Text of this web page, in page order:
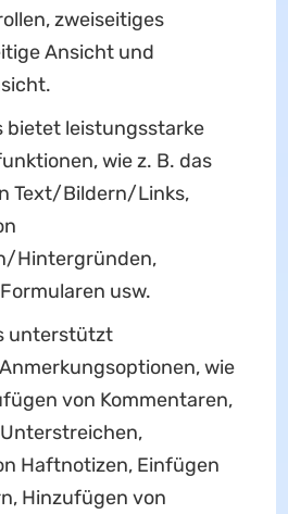
zweiseitiges
Ansicht und
bietet leistungsstarke
wie z. B. das
Text/Bildern/Links,
Hintergründen,
usw.
unterstützt
wie
von Kommentaren,
Haftnotizen, Einfügen
Hinzufügen von